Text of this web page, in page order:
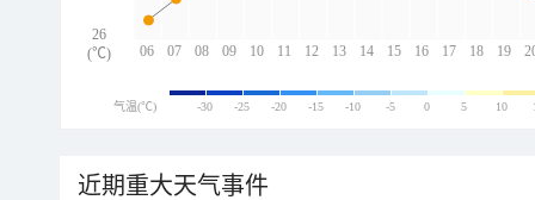
06 07 08 09 10 11 12 13 14 15 16 17 18 19
26
(℃)
气温(℃) -30 -25 -20 -15 -10 -5 0 5 10
近期重大天气事件